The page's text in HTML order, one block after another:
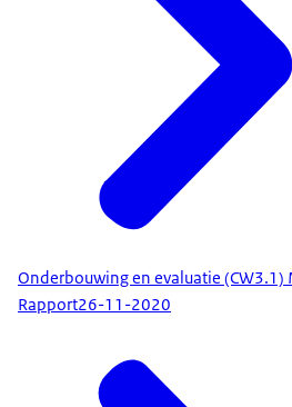
Onderbouwing en evaluatie (CW3.1)
Rapport26-11-2020